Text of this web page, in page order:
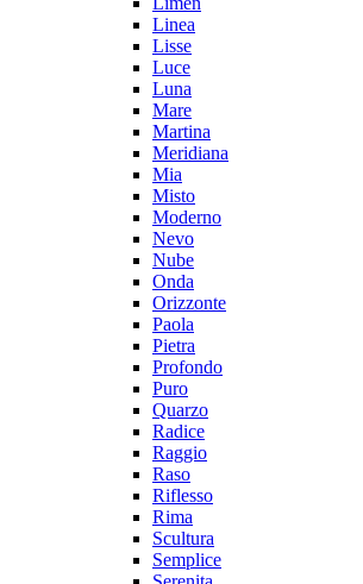
Linea
Lisse
Luce
Luna
Mare
Martina
Meridiana
Mia
Misto
Moderno
Nevo
Nube
Onda
Orizzonte
Paola
Pietra
Profondo
Puro
Quarzo
Radice
Raggio
Raso
Riflesso
Rima
Scultura
Semplice